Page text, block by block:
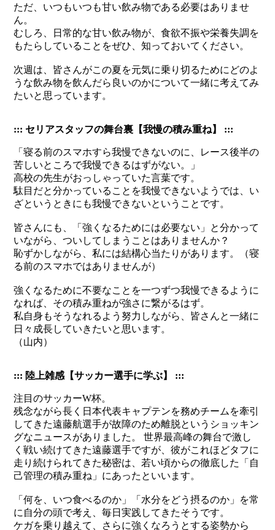
ただ、いつもいつも甘い飲み物である必要はありませ
ん。
むしろ、日常的な甘い飲み物が、食欲不振や栄養失調を
もたらしていることをぜひ、知っておいてください。
次週は、皆さんがこの夏を元気に乗り切るためにどのよ
うな飲み物を飲んだら良いのかについて一緒に考えてみ
たいと思っています。
::: セリアスタッフの舞台裏【我慢の積み重ね】 :::
「寝る前のスマホすら我慢できないのに、レース後半の
苦しいところで我慢できるはずがない。」
高校の先生がおっしゃっていた言葉です。
駄目だと分かっていることを我慢できないようでは、い
ざというときにも我慢できないということです。
皆さんにも、「強くなるためには必要ない」と分かって
いながら、ついしてしまうことはありませんか？
恥ずかしながら、私には結構心当たりがあります。（寝
る前のスマホではありませんが）
強くなるために不要なことを一つずつ我慢できるように
なれば、その積み重ねが強さに繋がるはず。
私自身もそうなれるよう努力しながら、皆さんと一緒に
日々成長していきたいと思います。
（山内）
::: 陸上雑感【サッカー選手に学ぶ】 :::
注目のサッカーW杯。
残念ながら長く日本代表キャプテンを務めチームを牽引
してきた遠藤航選手が故障のため離脱というショッキン
グなニュースがありました。 世界最高峰の舞台で激し
く戦い続けてきた遠藤選手ですが、彼がこれほどタフに
走り続けられてきた秘密は、若い頃からの徹底した「自
己管理の積み重ね」にあったといいます。
「何を、いつ食べるのか」「水分をどう摂るのか」を常
に自分の頭で考え、毎日実践してきたそうです。
ケガを乗り越えて、さらに強くなろうとする姿勢から